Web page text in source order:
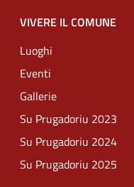
VIVERE IL COMUNE
Luoghi
Eventi
Gallerie
Su Prugadoriu 2023
Su Prugadoriu 2024
Su Prugadoriu 2025